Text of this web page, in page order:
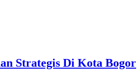
Strategis Di Kota Bogor